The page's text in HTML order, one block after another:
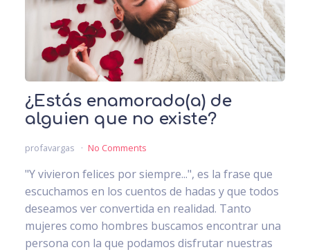
¿Estás enamorado(a) de
alguien que no existe?
profavargas No Comments
"Y vivieron felices por siempre...", es la frase que
escuchamos en los cuentos de hadas y que todos
deseamos ver convertida en realidad. Tanto
mujeres como hombres buscamos encontrar una
persona con la que podamos disfrutar nuestras